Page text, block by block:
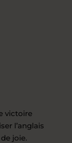
victoire
l’anglais
joie.